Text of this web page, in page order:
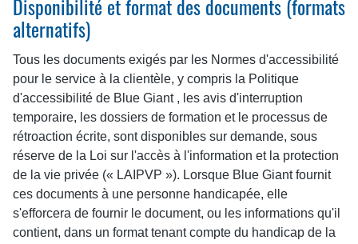
Disponibilité et format des documents (formats
alternatifs)
Tous les documents exigés par les Normes d'accessibilité
pour le service à la clientèle, y compris la Politique
d'accessibilité de Blue Giant , les avis d'interruption
temporaire, les dossiers de formation et le processus de
rétroaction écrite, sont disponibles sur demande, sous
réserve de la Loi sur l'accès à l'information et la protection
de la vie privée (« LAIPVP »). Lorsque Blue Giant fournit
ces documents à une personne handicapée, elle
s'efforcera de fournir le document, ou les informations qu'il
contient, dans un format tenant compte du handicap de la